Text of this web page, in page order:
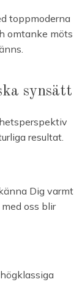
toppmoderna
omtanke möts
synsätt
resultat.
Dig varmt
oss blir